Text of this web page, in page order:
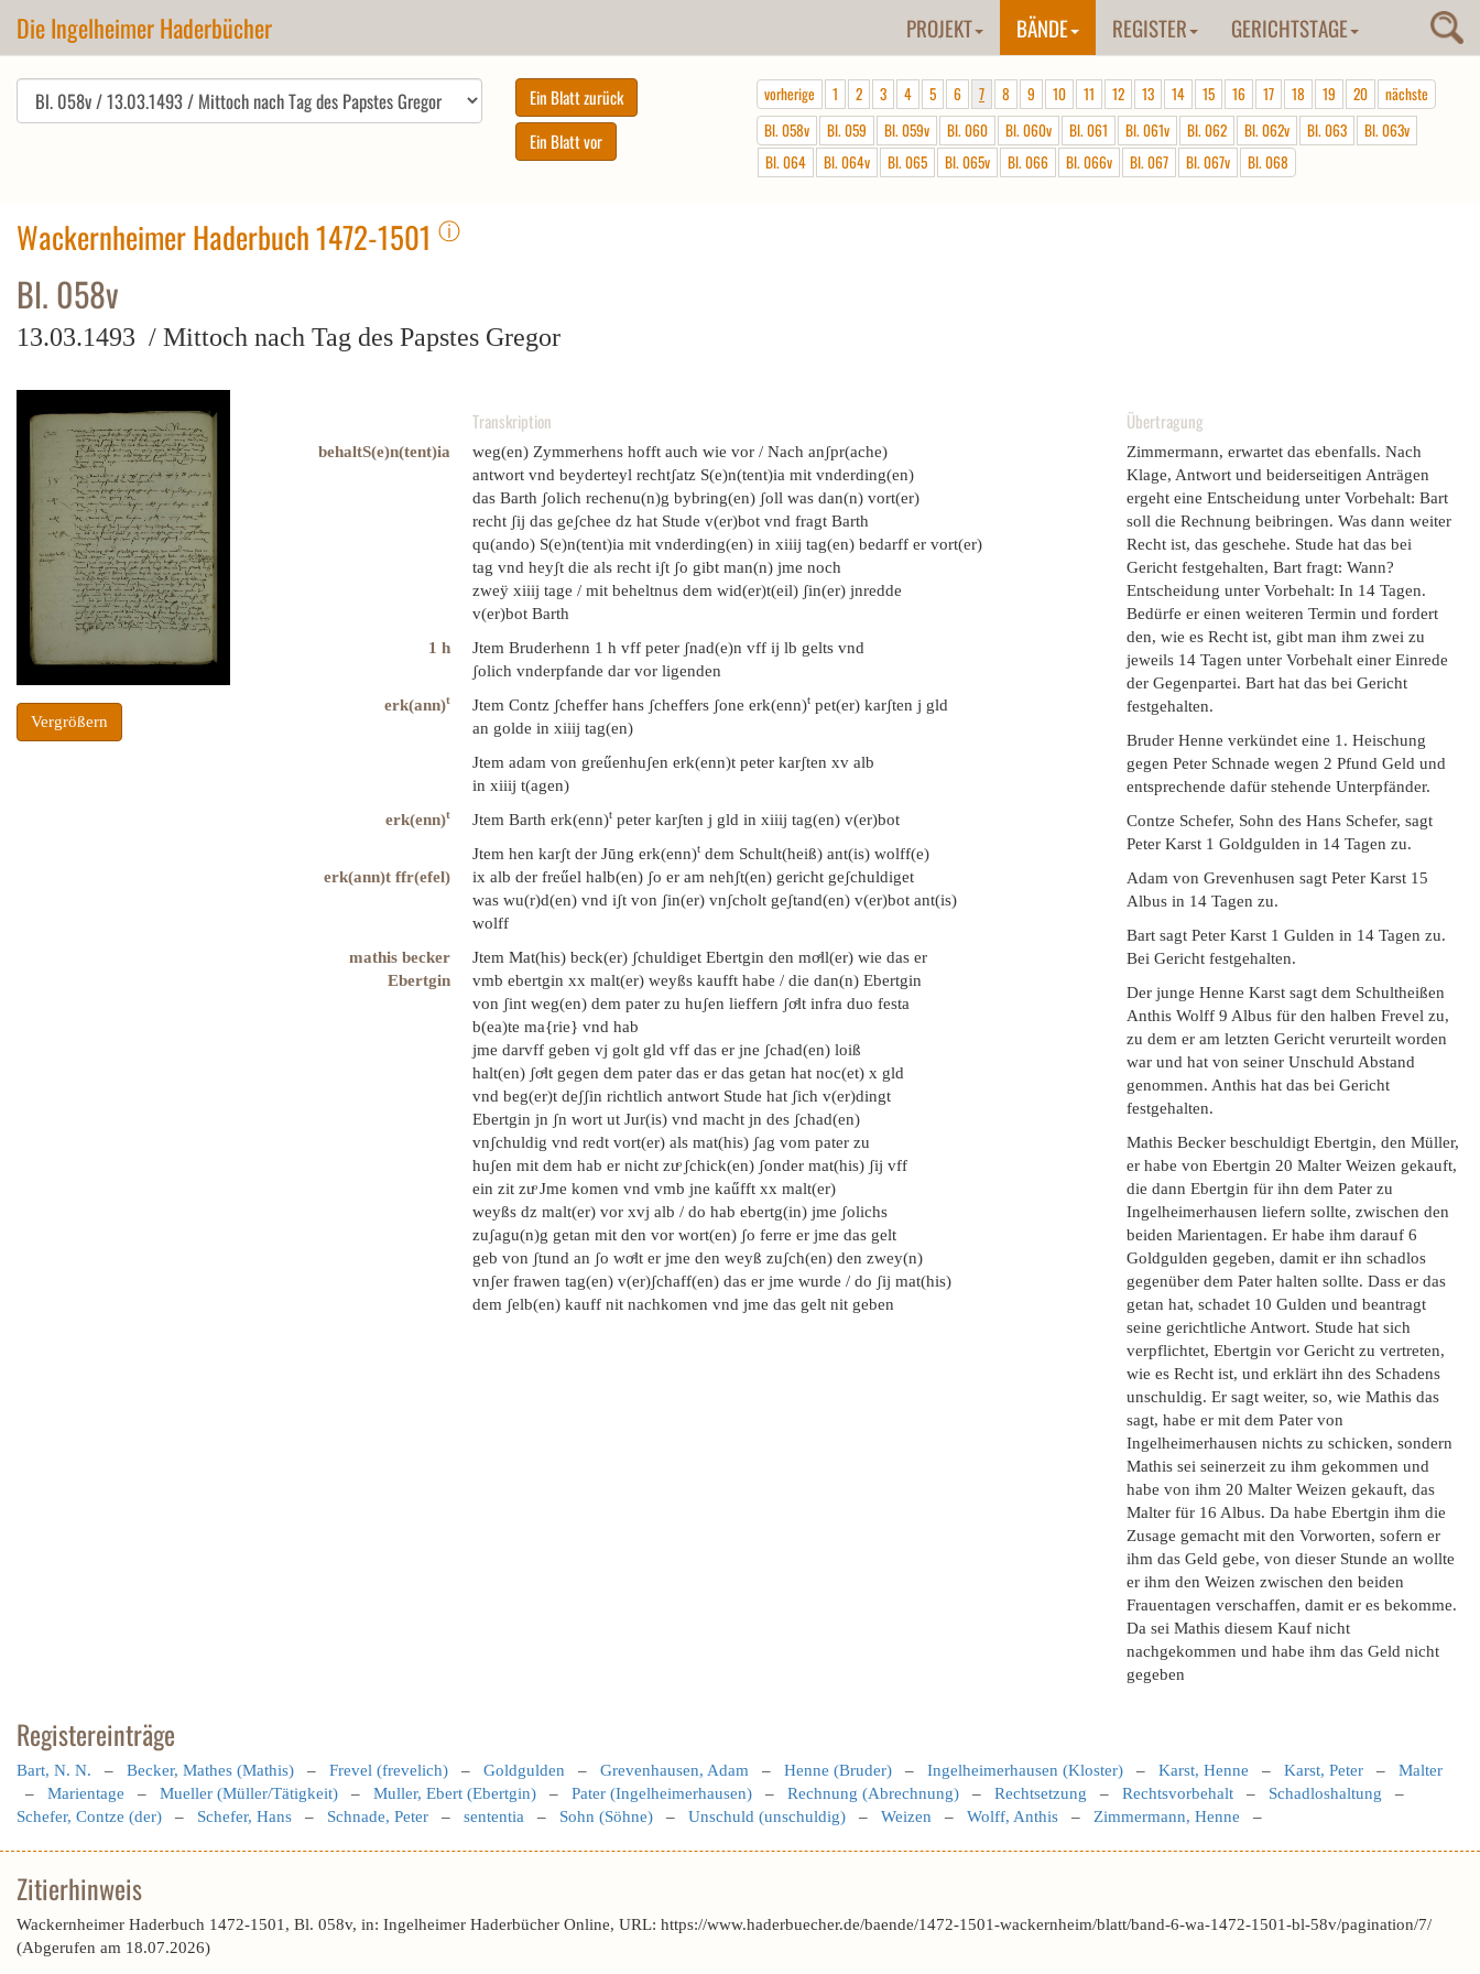
Die Ingelheimer Haderbücher PROJEKT BÄNDE REGISTER GERICHTSTAGE
vorherige 1 2 3 4 5 6 7 8 9 10 11 12 13 14 15 16 17 18 19 20
nächste
Bl. 058v
Bl. 059 Bl. 059v Bl. 060 Bl. 060v Bl. 061 Bl. 061v Bl. 062 Bl. 062v Bl. 063
Bl. 063v
Bl. 064
Bl. 064v Bl. 065 Bl. 065v Bl. 066 Bl. 066v Bl. 067 Bl. 067v Bl. 068
Wackernheimer Haderbuch 1472-1501 ⓘ
Bl. 058v
13.03.1493 / Mittoch nach Tag des Papstes Gregor
Vergrößern
Transkription
behaltS(e)n(tent)ia
weg(en) Zymmerhens hofft auch wie vor / Nach anʃpr(ache)
antwort vnd beyderteyl rechtʃatz S(e)n(tent)ia mit vnderding(en)
das Barth ʃolich rechenu(n)g bybring(en) ʃoll was dan(n) vort(er)
recht ʃij das geʃchee dz hat Stude v(er)bot vnd fragt Barth
qu(ando) S(e)n(tent)ia mit vnderding(en) in xiiij tag(en) bedarff er vort(er)
tag vnd heyʃt die als recht iʃt ʃo gibt man(n) jme noch
zweÿ xiiij tage / mit beheltnus dem wid(er)t(eil) ʃin(er) jnredde
v(er)bot Barth
1 h
Jtem Bruderhenn 1 h vff peter ʃnad(e)n vff ij lb gelts vnd
ʃolich vnderpfande dar vor ligenden
erk(ann)t Jtem Contz ʃcheffer hans ʃcheffers ʃone erk(enn)t pet(er) karʃten j gld
an golde in xiiij tag(en)
Jtem adam von greűenhuʃen erk(enn)t peter karʃten xv alb
in xiiij t(agen)
erk(enn)t Jtem Barth erk(enn)t peter karʃten j gld in xiiij tag(en) v(er)bot
Jtem hen karʃt der Jūng erk(enn)t dem Schult(heiß) ant(is) wolff(e)
erk(ann)t ffr(efel)
ix alb der freűel halb(en) ʃo er am nehʃt(en) gericht geʃchuldiget
was wu(r)d(en) vnd iʃt von ʃin(er) vnʃcholt geʃtand(en) v(er)bot ant(is)
wolff
mathis becker
Jtem Mat(his) beck(er) ʃchuldiget Ebertgin den moͤll(er) wie das er
Ebertgin
vmb ebertgin xx malt(er) weyßs kaufft habe / die dan(n) Ebertgin
von ʃint weg(en) dem pater zu huʃen lieffern ʃoͤlt infra duo festa
b(ea)te ma{rie} vnd hab
jme darvff geben vj golt gld vff das er jne ʃchad(en) loiß
halt(en) ʃoͤlt gegen dem pater das er das getan hat noc(et) x gld
vnd beg(er)t deʃʃin richtlich antwort Stude hat ʃich v(er)dingt
Ebertgin jn ʃn wort ut Jur(is) vnd macht jn des ʃchad(en)
vnʃchuldig vnd redt vort(er) als mat(his) ʃag vom pater zu
huʃen mit dem hab er nicht zuͦ ʃchick(en) ʃonder mat(his) ʃij vff
ein zit zuͦ Jme komen vnd vmb jne kaűfft xx malt(er)
weyßs dz malt(er) vor xvj alb / do hab ebertg(in) jme ʃolichs
zuʃagu(n)g getan mit den vor wort(en) ʃo ferre er jme das gelt
geb von ʃtund an ʃo woͤlt er jme den weyß zuʃch(en) den zwey(n)
vnʃer frawen tag(en) v(er)ʃchaff(en) das er jme wurde / do ʃij mat(his)
dem ʃelb(en) kauff nit nachkomen vnd jme das gelt nit geben
Übertragung
Zimmermann, erwartet das ebenfalls. Nach
Klage, Antwort und beiderseitigen Anträgen
ergeht eine Entscheidung unter Vorbehalt: Bart
soll die Rechnung beibringen. Was dann weiter
Recht ist, das geschehe. Stude hat das bei
Gericht festgehalten, Bart fragt: Wann?
Entscheidung unter Vorbehalt: In 14 Tagen.
Bedürfe er einen weiteren Termin und fordert
den, wie es Recht ist, gibt man ihm zwei zu
jeweils 14 Tagen unter Vorbehalt einer Einrede
der Gegenpartei. Bart hat das bei Gericht
festgehalten.
Bruder Henne verkündet eine 1. Heischung
gegen Peter Schnade wegen 2 Pfund Geld und
entsprechende dafür stehende Unterpfänder.
Contze Schefer, Sohn des Hans Schefer, sagt
Peter Karst 1 Goldgulden in 14 Tagen zu.
Adam von Grevenhusen sagt Peter Karst 15
Albus in 14 Tagen zu.
Bart sagt Peter Karst 1 Gulden in 14 Tagen zu.
Bei Gericht festgehalten.
Der junge Henne Karst sagt dem Schultheißen
Anthis Wolff 9 Albus für den halben Frevel zu,
zu dem er am letzten Gericht verurteilt worden
war und hat von seiner Unschuld Abstand
genommen. Anthis hat das bei Gericht
festgehalten.
Mathis Becker beschuldigt Ebertgin, den Müller,
er habe von Ebertgin 20 Malter Weizen gekauft,
die dann Ebertgin für ihn dem Pater zu
Ingelheimerhausen liefern sollte, zwischen den
beiden Marientagen. Er habe ihm darauf 6
Goldgulden gegeben, damit er ihn schadlos
gegenüber dem Pater halten sollte. Dass er das
getan hat, schadet 10 Gulden und beantragt
seine gerichtliche Antwort. Stude hat sich
verpflichtet, Ebertgin vor Gericht zu vertreten,
wie es Recht ist, und erklärt ihn des Schadens
unschuldig. Er sagt weiter, so, wie Mathis das
sagt, habe er mit dem Pater von
Ingelheimerhausen nichts zu schicken, sondern
Mathis sei seinerzeit zu ihm gekommen und
habe von ihm 20 Malter Weizen gekauft, das
Malter für 16 Albus. Da habe Ebertgin ihm die
Zusage gemacht mit den Vorworten, sofern er
ihm das Geld gebe, von dieser Stunde an wollte
er ihm den Weizen zwischen den beiden
Frauentagen verschaffen, damit er es bekomme.
Da sei Mathis diesem Kauf nicht
nachgekommen und habe ihm das Geld nicht
gegeben
Registereinträge
Bart, N. N. – Becker, Mathes (Mathis) – Frevel (frevelich) – Goldgulden – Grevenhausen, Adam – Henne (Bruder) – Ingelheimerhausen (Kloster) – Karst, Henne – Karst, Peter – Malter
– Marientage – Mueller (Müller/Tätigkeit) – Muller, Ebert (Ebertgin) – Pater (Ingelheimerhausen) – Rechnung (Abrechnung) – Rechtsetzung – Rechtsvorbehalt – Schadloshaltung –
Schefer, Contze (der) – Schefer, Hans – Schnade, Peter – sententia – Sohn (Söhne) – Unschuld (unschuldig) – Weizen – Wolff, Anthis – Zimmermann, Henne –
Zitierhinweis
Wackernheimer Haderbuch 1472-1501, Bl. 058v, in: Ingelheimer Haderbücher Online, URL: https://www.haderbuecher.de/baende/1472-1501-wackernheim/blatt/band-6-wa-1472-1501-bl-58v/pagination/7/
(Abgerufen am 18.07.2026)